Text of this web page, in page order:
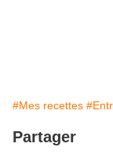
#Mes recettes
Partager